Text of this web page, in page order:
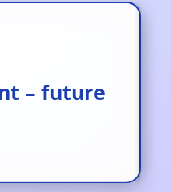
– future
– gelecek